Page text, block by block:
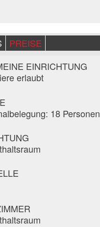
PREISE
EINRICHTUNG
erlaubt
18 Personen